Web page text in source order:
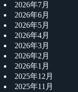
2026年7月
2026年6月
2026年5月
2026年4月
2026年3月
2026年2月
2026年1月
2025年12月
2025年11月